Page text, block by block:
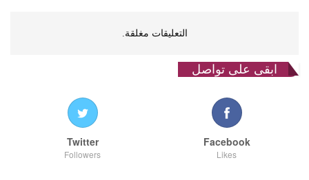
التعليقات مغلقة.
ابقى على تواصل
Facebook
Likes
Twitter
Followers